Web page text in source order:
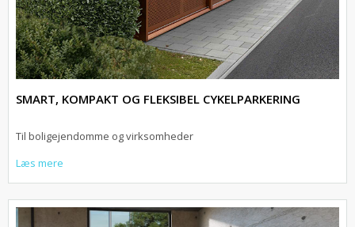
SMART, KOMPAKT OG FLEKSIBEL CYKELPARKERING
Til boligejendomme og virksomheder
Læs mere